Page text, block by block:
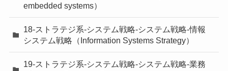
embedded systems）
18-ストラテジ系-システム戦略-システム戦略-情報
システム戦略（Information Systems Strategy）
19-ストラテジ系-システム戦略-システム戦略-業務